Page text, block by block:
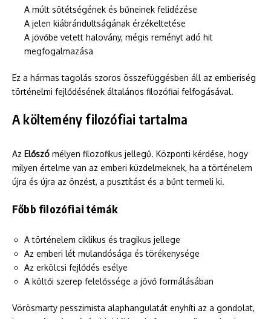
A múlt sötétségének és bűneinek felidézése
A jelen kiábrándultságának érzékeltetése
A jövőbe vetett halovány, mégis reményt adó hit
megfogalmazása
Ez a hármas tagolás szoros összefüggésben áll az emberiség
történelmi fejlődésének általános filozófiai felfogásával.
A költemény filozófiai tartalma
Az Előszó mélyen filozofikus jellegű. Központi kérdése, hogy
milyen értelme van az emberi küzdelmeknek, ha a történelem
újra és újra az önzést, a pusztítást és a bűnt termeli ki.
Főbb filozófiai témák
A történelem ciklikus és tragikus jellege
Az emberi lét mulandósága és törékenysége
Az erkölcsi fejlődés esélye
A költői szerep felelőssége a jövő formálásában
Vörösmarty pesszimista alaphangulatát enyhíti az a gondolat,